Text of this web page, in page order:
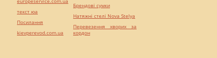
текст юа
Посилання
kievperevod.com.ua
Брендові сумки
Натяжні стелі Nova Stelya
Перевезення хворих за
кордон